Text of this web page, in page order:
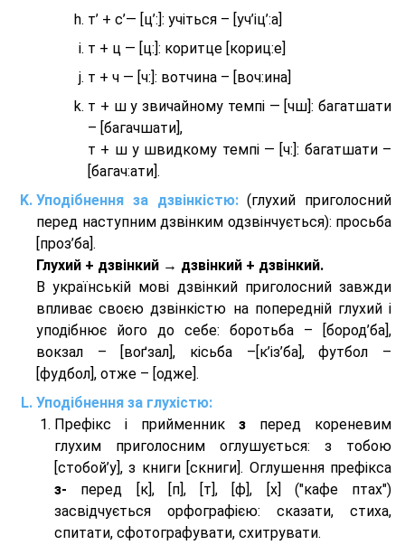
т’ + с’— [ц’:]: учіться – [уч’іц’:a]
т + ц — [ц:]: коритце [кориц:е]
т + ч — [ч:]: вотчина – [вoч:ина]
т + ш у звичайному темпі — [чш]: багатшати
– [багачшати],
т + ш у швидкому темпі — [ч:]: багатшати –
[багач:ати].
Уподібнення за дзвінкістю:(глухий приголосний
перед наступним дзвінким одзвінчується): просьба
[проз’ба].
Глухий + дзвінкий → дзвінкий + дзвінкий.
В українській мові дзвінкий приголосний завжди
впливає своєю дзвінкістю на попередній глухий і
уподібнює його до себе: боротьба – [бород’ба],
вокзал – [воґзал], кісьба –[к’із’ба], футбол –
[фудбол], отже – [одже].
Уподібнення за глухістю:
Префікс і прийменник з перед кореневим
глухим приголосним оглушується: з тобою
[стобой’у], з книги [скниги]. Оглушення префікса
з- перед [к], [п], [т], [ф], [х] ("кафе птах")
засвідчується орфографією: сказати, стиха,
спитати, сфотографувати, схитрувати.